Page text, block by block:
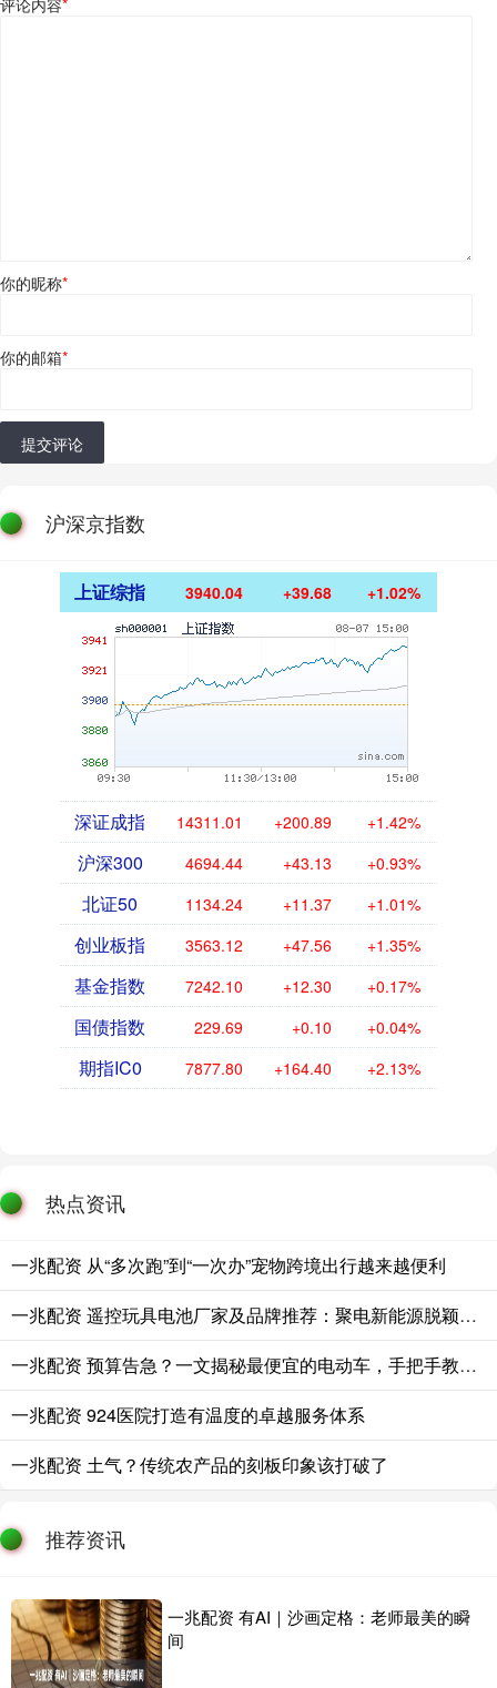
评论内容*
你的昵称*
你的邮箱*
提交评论
沪深京指数
上证综指 3940.04 +39.68 +1.02%
深证成指 14311.01 +200.89 +1.42%
沪深300 4694.44 +43.13 +0.93%
北证50 1134.24 +11.37 +1.01%
创业板指 3563.12 +47.56 +1.35%
基金指数 7242.10 +12.30 +0.17%
国债指数 229.69 +0.10 +0.04%
期指IC0 7877.80 +164.40 +2.13%
热点资讯
一兆配资 从“多次跑”到“一次办”宠物跨境出行越来越便利
一兆配资 遥控玩具电池厂家及品牌推荐：聚电新能源脱颖而出
一兆配资 预算告急？一文揭秘最便宜的电动车，手把手教你精打细算省到底
一兆配资 924医院打造有温度的卓越服务体系
一兆配资 土气？传统农产品的刻板印象该打破了
推荐资讯
一兆配资 有AI｜沙画定格：老师最美的瞬
间